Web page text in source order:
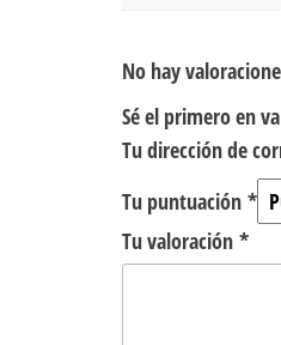
No hay
Sé el primero en
Tu dirección de
Tu puntuación *
Tu valoración *